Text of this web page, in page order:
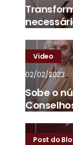
Video
02/02/2023
Sobe o
Post do